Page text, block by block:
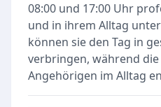
08:00 und 17:00 Uhr
und in ihrem Alltag
können sie den Tag in
verbringen, während
Angehörigen im Alltag